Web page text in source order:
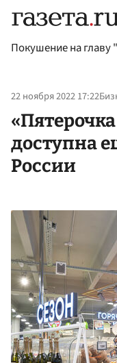
Покушение на главу
22 ноября 2022 17:22
доступна
России